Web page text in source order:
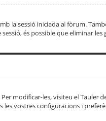
la sessió iniciada al fòrum.
és possible que eliminar
modificar-les, visiteu el Tauler
vostres configuracions i